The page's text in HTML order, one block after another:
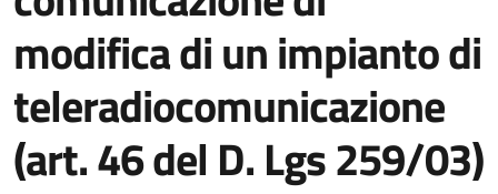
modifica di un impianto di
teleradiocomunicazione
(art. 46 del D. Lgs 259/03)